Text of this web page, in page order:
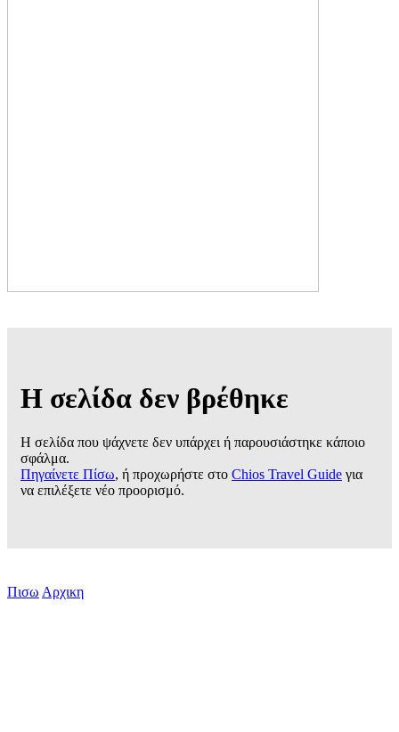
Η σελίδα δεν βρέθηκε
Η σελίδα που ψάχνετε δεν υπάρχει ή παρουσιάστηκε κάποιο
σφάλμα.
Πηγαίνετε Πίσω, ή προχωρήστε στο Chios Travel Guide για
να επιλέξετε νέο προορισμό.
Πισω Αρχικη